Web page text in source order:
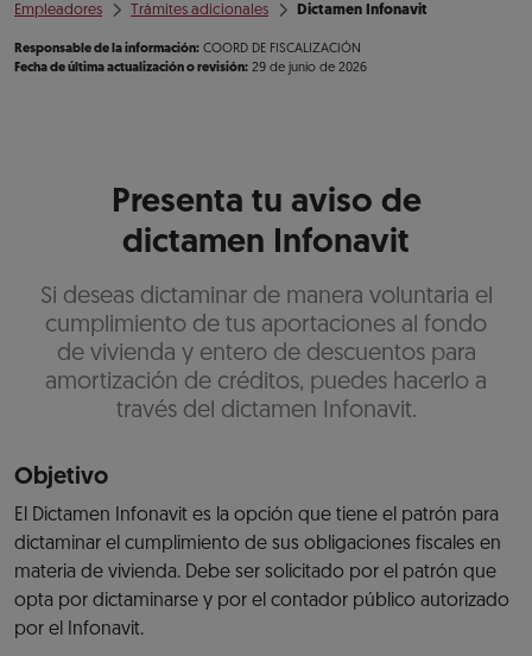
Empleadores Trámites adicionales Dictamen Infonavit
Responsable de la información: COORD DE FISCALIZACIÓN
Fecha de última actualización o revisión: 29 de junio de 2026
Presenta tu aviso de
dictamen Infonavit
Si deseas dictaminar de manera voluntaria el
cumplimiento de tus aportaciones al fondo
de vivienda y entero de descuentos para
amortización de créditos, puedes hacerlo a
través del dictamen Infonavit.
Objetivo
El Dictamen Infonavit es la opción que tiene el patrón para
dictaminar el cumplimiento de sus obligaciones fiscales en
materia de vivienda. Debe ser solicitado por el patrón que
opta por dictaminarse y por el contador público autorizado
por el Infonavit.